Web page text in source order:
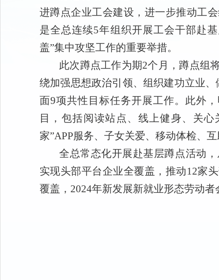
进蹲点企业工会建设，进一步推动工
是全总连续5年组织开展工会干部赴
盖”集中攻坚工作的重要举措。
此次蹲点工作为期2个月，蹲点组
绕加强思想政治引领、组织建功立业
面9项共性目标任务开展工作。此外
目，包括阅读站点、线上健身、关
家”APP服务、子女关爱、移动体检、
全总常态化开展赴基层蹲点活动
实现头部平台企业全覆盖，推动12家
覆盖，2024年新发展新就业形态劳动者